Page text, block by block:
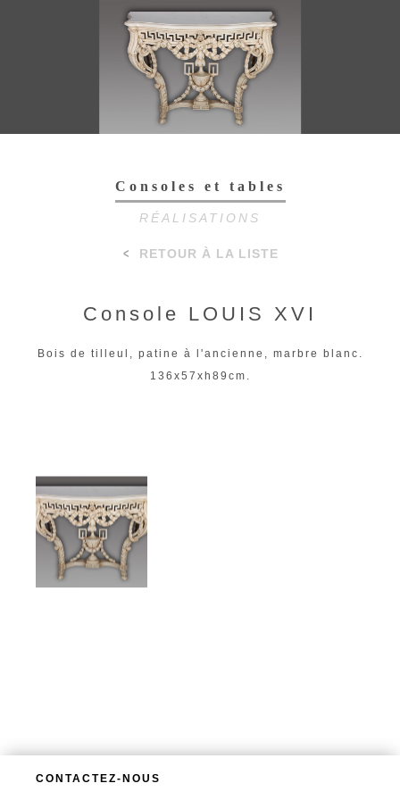
Consoles et tables
RÉALISATIONS
RETOUR À LA LISTE
Console LOUIS XVI
Bois de tilleul, patine à l'ancienne, marbre blanc.
136x57xh89cm.
CONTACTEZ-NOUS